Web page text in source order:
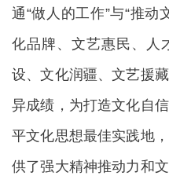
通“做人的工作”与“推动
化品牌、文艺惠民、人
设、文化润疆、文艺援
异成绩，为打造文化自
平文化思想最佳实践地
供了强大精神推动力和